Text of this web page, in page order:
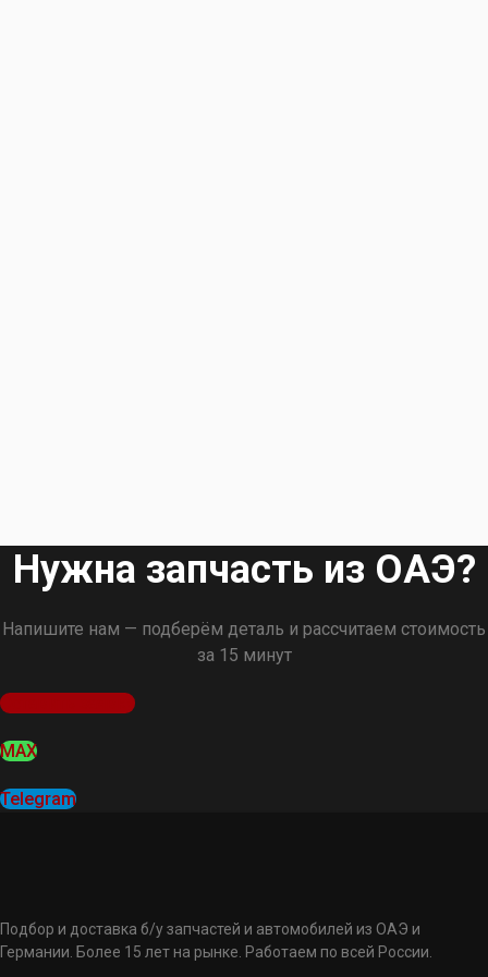
Нужна запчасть из ОАЭ?
Напишите нам — подберём деталь и рассчитаем стоимость
за 15 минут
Оставить заявку
MAX
Telegram
Подбор и доставка б/у запчастей и автомобилей из ОАЭ и
Германии. Более 15 лет на рынке. Работаем по всей России.